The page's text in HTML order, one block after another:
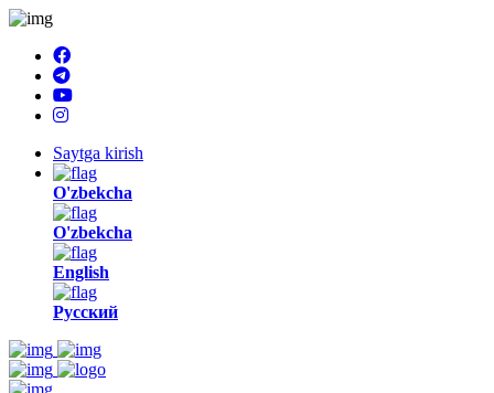
Saytga kirish
O'zbekcha
O'zbekcha
English
Русский